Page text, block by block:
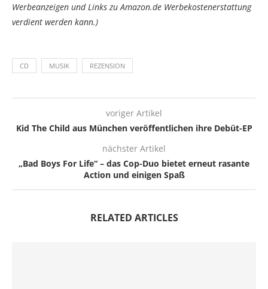
Werbeanzeigen und Links zu Amazon.de Werbekostenerstattung
verdient werden kann.)
CD MUSIK REZENSION
voriger Artikel
Kid The Child aus München veröffentlichen ihre Debüt-EP
nächster Artikel
„Bad Boys For Life“ – das Cop-Duo bietet erneut rasante
Action und einigen Spaß
RELATED ARTICLES